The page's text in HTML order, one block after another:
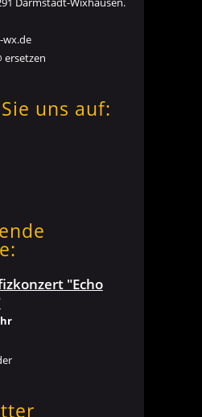
ersetzen
uns auf:
"Echo